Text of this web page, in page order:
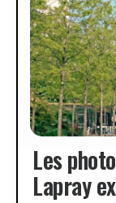
Les
Lapray